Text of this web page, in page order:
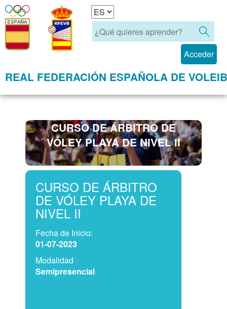
Acceder
REAL FEDERACIÓN ESPAÑOLA DE
CURSO DE ÁRBITRO DE
VÓLEY PLAYA DE NIVEL II
CURSO DE ÁRBITRO
DE VÓLEY PLAYA DE
NIVEL II
Fecha de Inicio:
01-07-2023
Modalidad
Semipresencial